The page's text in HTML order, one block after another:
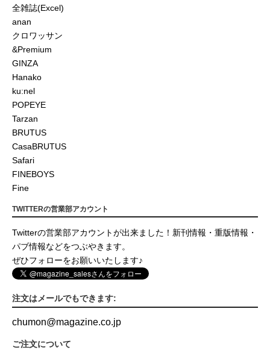
全雑誌(Excel)
anan
クロワッサン
&Premium
GINZA
Hanako
ku:nel
POPEYE
Tarzan
BRUTUS
CasaBRUTUS
Safari
FINEBOYS
Fine
TWITTERの営業部アカウント
Twitterの営業部アカウントが出来ました！新刊情報・重版情報・
パブ情報などをつぶやきます。
ぜひフォローをお願いいたします♪
注文はメールでもできます:
chumon@magazine.co.jp
ご注文について